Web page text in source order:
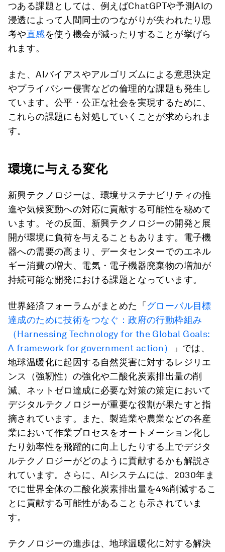
つある課題としては、例えばChatGPTや予測AIの
浸透によって人間同士のつながりが失われたり思
考や直感を使う機会が減ったりすることが挙げら
れます。
また、AIバイアスやアルゴリズムによる意思決定
やプライバシー侵害などの倫理的な課題も発生し
ています。公平・公正な社会を実現するために、
これらの課題にも対処していくことが求められま
す。
環境に与える変化
新興テクノロジーは、環境サステナビリティの推
進や気候変動への対応に貢献する可能性を秘めて
います。その反面、新興テクノロジーの開発と展
開が環境に負荷を与えることもあります。電子機
器への需要の高まり、データセンターでのエネル
ギー消費の増大、電気・電子機器廃棄物の増加が
持続可能な開発における課題となっています。
世界経済フォーラムがまとめた「 グローバル目標
達成のために技術をつなぐ：政府の行動枠組み
（Harnessing Technology for the Global Goals:
A framework for government action）
」では、
地球温暖化に起因する自然災害に対するレジリエ
ンス（強靭性）の強化や二酸化炭素排出量の削
減、ネットゼロ達成に必要な対策の策定において
デジタルテクノロジーが重要な役割が果たすと指
摘されています。また、製造業や農業などの各産
業において作業プロセスをオートメーション化し
たり効率性を飛躍的に向上したりする上でデジタ
ルテクノロジーがどのように貢献するかも解説さ
れています。さらに、AIシステムには、2030年ま
でに世界全体の二酸化炭素排出量を4%削減するこ
とに貢献する可能性があることも示されていま
す。
テクノロジーの進歩は、地球温暖化に対する解決